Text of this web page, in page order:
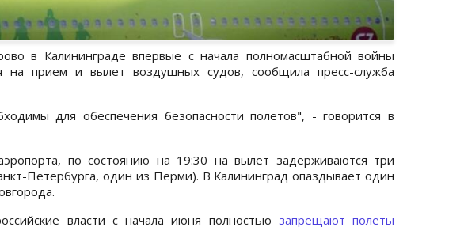
в Калининграде впервые с начала полномасштабной войны
на прием и вылет воздушных судов, сообщила пресс-служба
для обеспечения безопасности полетов", - говорится в
по состоянию на 19:30 на вылет задерживаются три
Петербурга, один из Перми). В Калининград опаздывает один
власти с начала июня полностью запрещают полеты